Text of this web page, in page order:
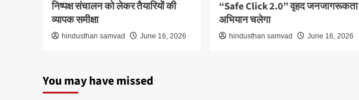
निष्पक्ष संचालन को लेकर तैयारियों की
व्यापक समीक्षा
hindusthan samvad June 16, 2026
“Safe Click 2.0” वृहद जनजागरूकता
अभियान चलेगा
hindusthan samvad June 16, 2026
You may have missed